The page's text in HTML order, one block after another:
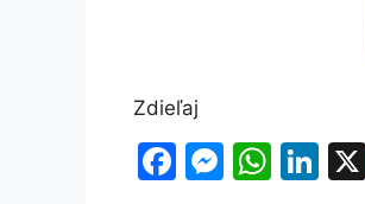
Zdieľaj
F
M W Li